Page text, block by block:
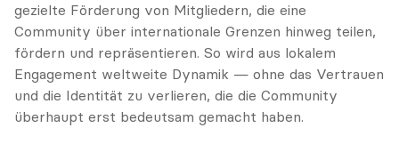
gezielte Förderung von Mitgliedern, die eine
Community über internationale Grenzen hinweg teilen,
fördern und repräsentieren. So wird aus lokalem
Engagement weltweite Dynamik — ohne das Vertrauen
und die Identität zu verlieren, die die Community
überhaupt erst bedeutsam gemacht haben.